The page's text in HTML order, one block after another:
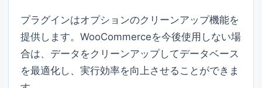
プラグインはオプションのクリーンアップ機能を
提供します。WooCommerceを今後使用しない場
合は、データをクリーンアップしてデータベース
を最適化し、実行効率を向上させることができま